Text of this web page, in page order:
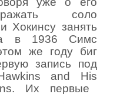
соло
Хокинсу занять
в 1936 Симс
же году биг
запись под
and
His
. Их первые